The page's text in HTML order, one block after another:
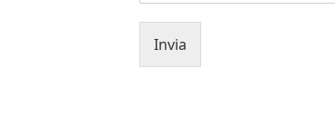
Invia